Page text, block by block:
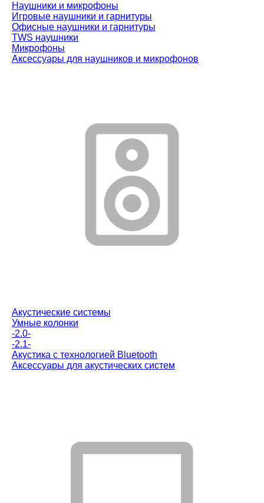
Наушники и микрофоны
Игровые наушники и гарнитуры
Офисные наушники и гарнитуры
TWS наушники
Микрофоны
Аксессуары для наушников и микрофонов
Акустические системы
Умные колонки
-2.0-
-2.1-
Акустика с технологией Bluetooth
Аксессуары для акустических систем